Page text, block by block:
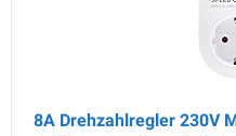
8A Drehzahlregler 230V